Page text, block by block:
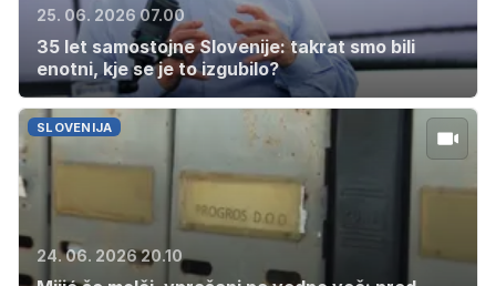
25. 06. 2026 07.00
35 let samostojne Slovenije: takrat smo bili
enotni, kje se je to izgubilo?
SLOVENIJA
24. 06. 2026 20.10